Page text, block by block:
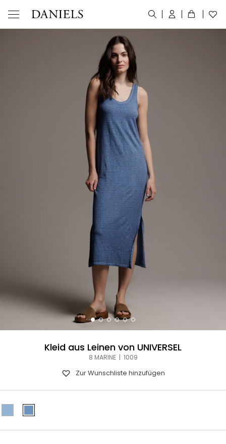
Kleid aus Leinen von UNIVERSEL
8 MARINE | 1009
Zur Wunschliste hinzufügen